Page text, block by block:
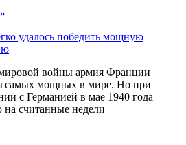
удалось победить мощную
войны армия Франции
самых мощных в мире. Но при
с Германией в мае 1940 года
на считанные недели